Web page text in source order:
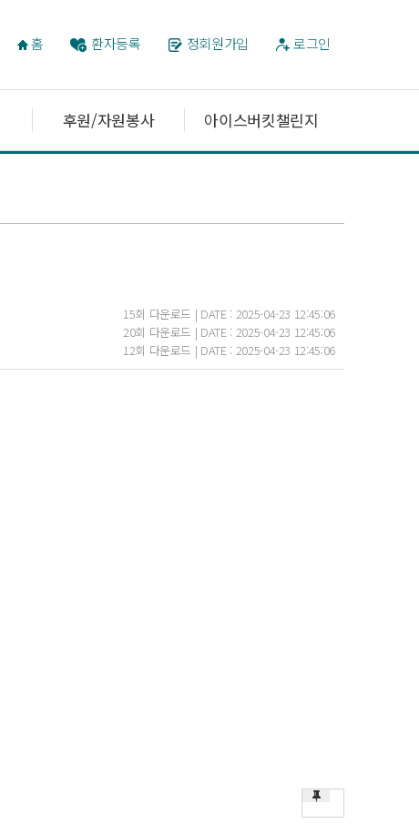
홈 환자등록 정회원가입 로그인
후원/자원봉사 아이스버킷챌린지
15회 다운로드 | DATE : 2025-04-23 12:45:06
20회 다운로드 | DATE : 2025-04-23 12:45:06
12회 다운로드 | DATE : 2025-04-23 12:45:06